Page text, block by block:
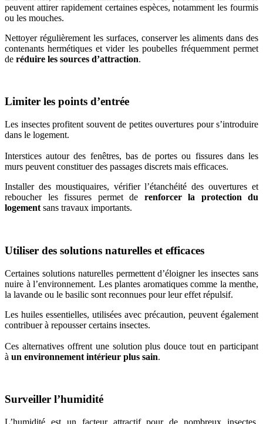
peuvent attirer rapidement certaines espèces, notamment les fourmis
ou les mouches.
Nettoyer régulièrement les surfaces, conserver les aliments dans des
contenants hermétiques et vider les poubelles fréquemment permet
de réduire les sources d’attraction.
Limiter les points d’entrée
Les insectes profitent souvent de petites ouvertures pour s’introduire
dans le logement.
Interstices autour des fenêtres, bas de portes ou fissures dans les
murs peuvent constituer des passages discrets mais efficaces.
Installer des moustiquaires, vérifier l’étanchéité des ouvertures et
reboucher les fissures permet de renforcer la protection du
logement sans travaux importants.
Utiliser des solutions naturelles et efficaces
Certaines solutions naturelles permettent d’éloigner les insectes sans
nuire à l’environnement. Les plantes aromatiques comme la menthe,
la lavande ou le basilic sont reconnues pour leur effet répulsif.
Les huiles essentielles, utilisées avec précaution, peuvent également
contribuer à repousser certains insectes.
Ces alternatives offrent une solution plus douce tout en participant
à un environnement intérieur plus sain.
Surveiller l’humidité
L’humidité est un facteur attractif pour de nombreux insectes,